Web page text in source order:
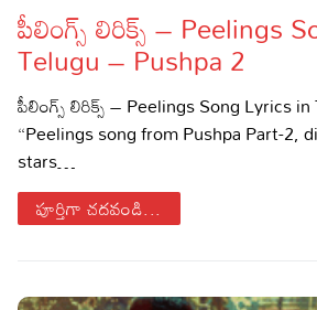
పీలింగ్స్ లిరిక్స్ – Peelings
Telugu – Pushpa 2
పీలింగ్స్ లిరిక్స్ – Peelings Song Lyrics
“Peelings song from Pushpa Part-2,
stars…
పూర్తిగా చదవండి...